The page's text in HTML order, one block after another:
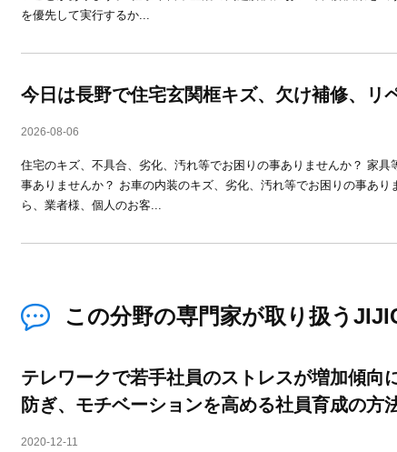
を優先して実行するか...
今日は長野で住宅玄関框キズ、欠け補修、リ
2026-08-06
住宅のキズ、不具合、劣化、汚れ等でお困りの事ありませんか？ 家
事ありませんか？ お車の内装のキズ、劣化、汚れ等でお困りの事あり
ら、業者様、個人のお客...
この分野の専門家が取り扱う
テレワークで若手社員のストレスが増加傾向
防ぎ、モチベーションを高める社員育成の方
2020-12-11